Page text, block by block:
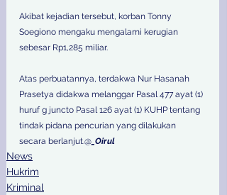
Akibat kejadian tersebut, korban Tonny
Soegiono mengaku mengalami kerugian
sebesar Rp1,285 miliar.
Atas perbuatannya, terdakwa Nur Hasanah
Prasetya didakwa melanggar Pasal 477 ayat (1)
huruf g juncto Pasal 126 ayat (1) KUHP tentang
tindak pidana pencurian yang dilakukan
secara berlanjut.@ _Oirul
News
Hukrim
Kriminal